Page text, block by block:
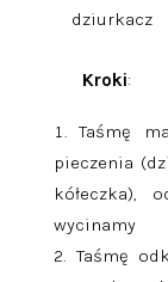
dziurkacz
Kroki:
Taśmę
pieczenia
kółeczka),
wycinamy
Taśmę